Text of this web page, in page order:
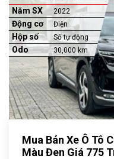
Năm SX 2022
Động cơ Điện
Hộp số Số tự động
Odo 30,000 km
Mua Bán Xe Ô Tô
Màu Đen Giá 775